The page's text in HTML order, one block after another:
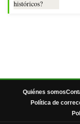
Quiénes somos
Política de